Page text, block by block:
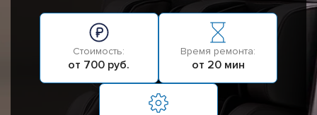
Стоимость:
от 700 руб.
Время ремонта:
от 20 мин